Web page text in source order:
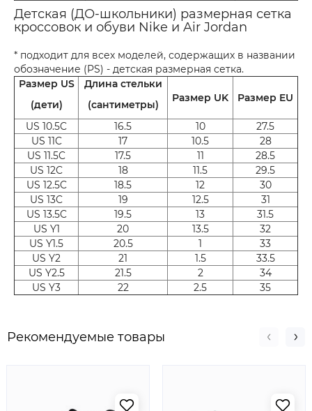
Детская (ДО-школьники) размерная сетка
кроссовок и обуви Nike и Air Jordan
* подходит для всех моделей, содержащих в названии
обозначение (PS) - детская размерная сетка.
Размер US
(дети)
Длина стельки
(сантиметры)
Размер UK Размер EU
US 10.5C 16.5 10
27.5
US 11C
17 10.5
28
US 11.5C
17.5 11
28.5
US 12C
18 11.5
29.5
US 12.5C
18.5 12
30
US 13C
19 12.5
31
US 13.5C
19.5 13
31.5
US Y1
20 13.5
32
US Y1.5
20.5 1
33
US Y2
21 1.5
33.5
US Y2.5
21.5 2
34
US Y3
22 2.5 35
Рекомендуемые товары